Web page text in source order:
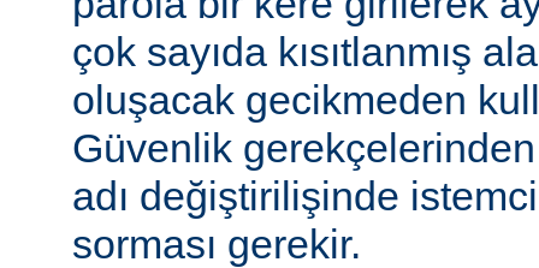
çok sayıda kısıtlanmış
oluşacak gecikmeden
Güvenlik
adı değiştirilişinde
sorması gerekir.